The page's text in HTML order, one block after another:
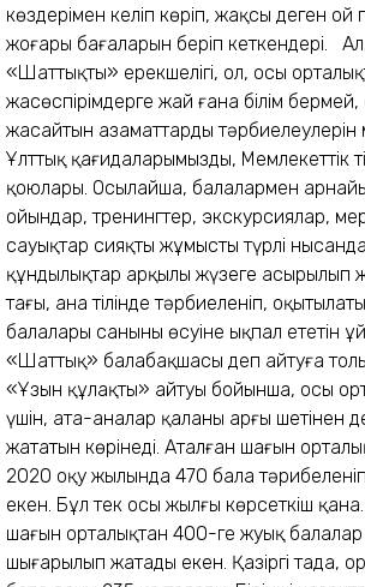
көздерімен келіп көріп, жақсы деген ой
жоғары бағаларын беріп кеткендері. Ал,
«Шаттықтың» ерекшелігі, ол, осы
жасөспірімдерге жай ғана білім
жасайтын азаматтарды тәрбиелеулерін
Ұлттық қағидаларымызды, Мемлекеттік
қоюлары. Осылайша, балалармен арнайы
ойындар, тренингтер, экскурсиялар,
сауықтар сияқты жұмыстың түрлі
құндылықтар арқылы жүзеге асырылып
тағы, ана тілінде тәрбиеленіп,
балалары санының өсуіне ықпал ететін
«Шаттық» балабақшасы деп айтуға
«Ұзын құлақтың» айтуы бойынша, осы
үшін, ата-аналар қаланың арғы шетінен
жататын көрінеді. Аталған шағын
2020 оқу жылында 470 бала
екен. Бұл тек осы жылғы көрсеткіш
шағын орталықтан 400-ге жуық
шығарылып жатады екен. Қазіргі таңда,